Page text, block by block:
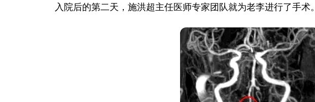
入院后的第二天，施洪超主任医师专家团队就为老李进行了手术。